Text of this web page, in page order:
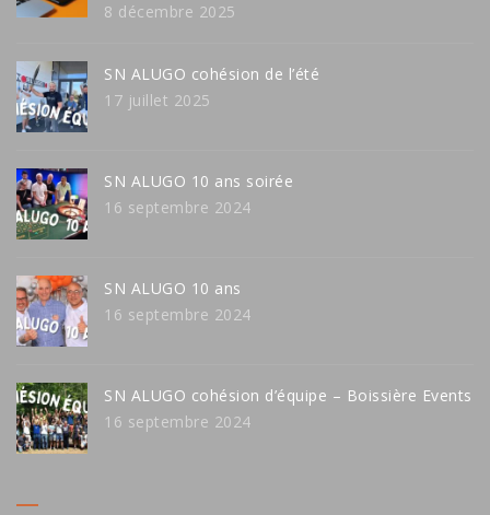
8 décembre 2025
SN ALUGO cohésion de l’été
17 juillet 2025
SN ALUGO 10 ans soirée
16 septembre 2024
SN ALUGO 10 ans
16 septembre 2024
SN ALUGO cohésion d’équipe – Boissière Events
16 septembre 2024